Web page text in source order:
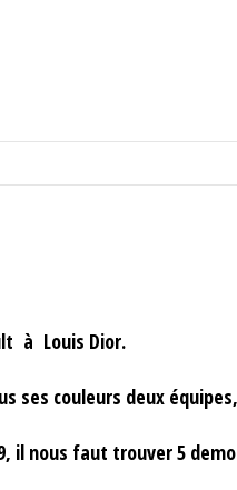
à Louis Dior.
couleurs deux équipes,
faut trouver 5